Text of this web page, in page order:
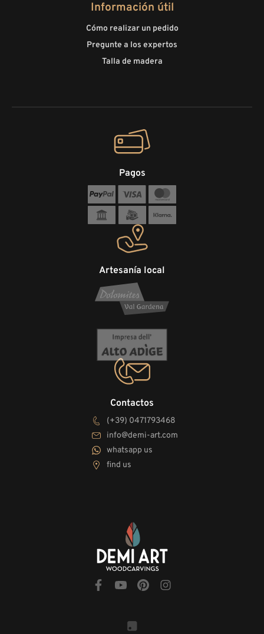
Información útil
Cómo realizar un pedido
Pregunte a los expertos
Talla de madera
Contactos
(+39) 0471793468
info@demi-art.com
whatsapp us
find us
Artesanía local
Pagos